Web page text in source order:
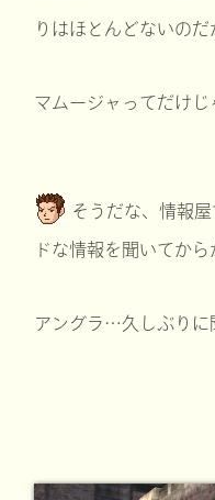
りはほとんどないの
マムージャってだけじ
そうだな、情報
ドな情報を聞いてか
アングラ…久しぶりに